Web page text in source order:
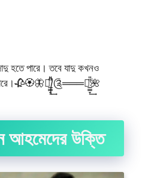
হতে পারে। তবে যাদু কখনও
পারে।🥀🏵️🦋༆᭄̲̲̲̞̎̎͢༊═══༆̲̲̲̞̎̎͢🌺
আহমেদের উক্তি